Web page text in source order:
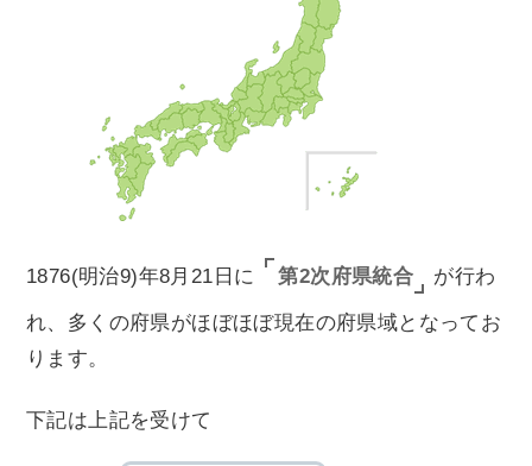
1876(明治9)年8月21日に 第2次府県統合 が行わ
れ、多くの府県がほぼほぼ現在の府県域となってお
ります。
下記は上記を受けて